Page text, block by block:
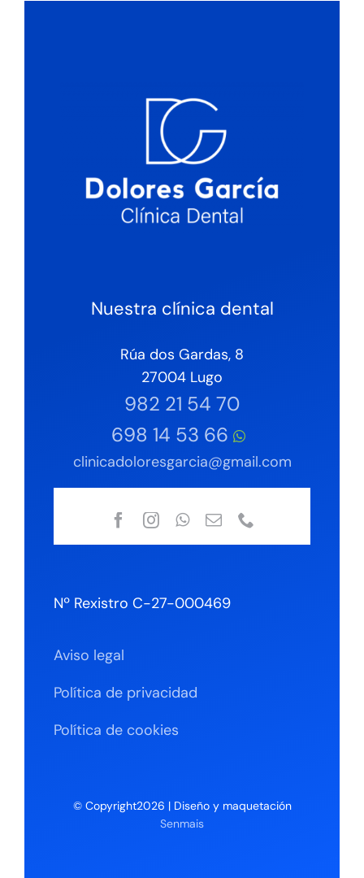
Nuestra clínica dental
Rúa dos Gardas, 8
27004 Lugo
982 21 54 70
698 14 53 66
clinicadoloresgarcia@gmail.com
Nº Rexistro C-27-000469
Aviso legal
Política de privacidad
Política de cookies
© Copyright2026 | Diseño y maquetación
Senmais